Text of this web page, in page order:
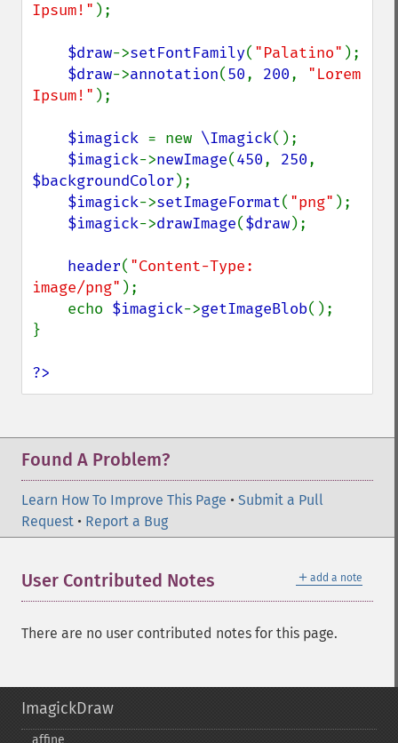
Ipsum!" );
$draw->setFontFamily( "Palatino" );
$draw->annotation(50, 200, "Lorem
Ipsum!" );
$imagick = new \Imagick();
$imagick->newImage(450, 250
$backgroundColor );
$imagick->setImageFormat( "png" );
$imagick->drawImage($draw);
header( "Content-Type:
image/png" );
    echo
$imagick->getImageBlob();
}
?>
Found A Problem?
Learn How To Improve This Page • Submit a Pull
Request • Report a Bug
＋ add a note
User Contributed Notes
There are no user contributed notes for this page.
ImagickDraw
affine